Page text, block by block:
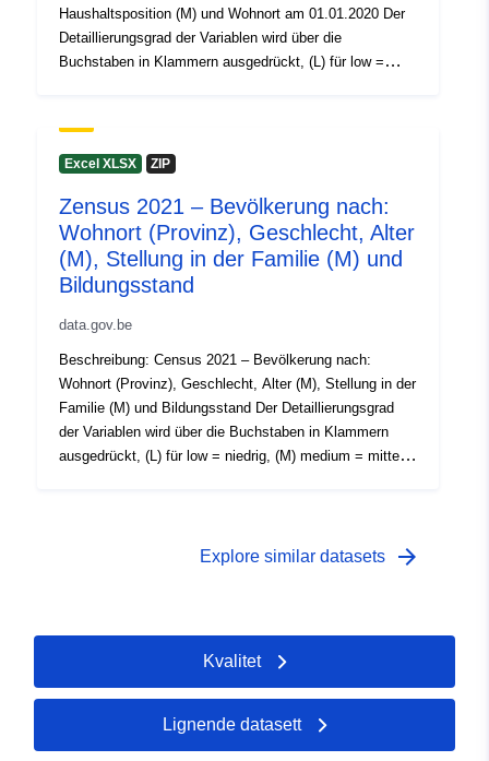
Tilgangsrettighet
er:
public
Haushaltsposition (M) und Wohnort am 01.01.2020 Der
Detaillierungsgrad der Variablen wird über die
Buchstaben in Klammern ausgedrückt, (L) für low =
Durchführungsverordnung (EU) Nr. 2017/543, Verordnung
(EG) Nr. 763/2008 Weitere Informationen, Daten und
Census 2021
Excel XLSX ZIP
Zensus 2021 – Bevölkerung nach:
Wohnort (Provinz), Geschlecht, Alter
(M), Stellung in der Familie (M) und
Bildungsstand
data.gov.be
Beschreibung: Census 2021 – Bevölkerung nach:
Wohnort (Provinz), Geschlecht, Alter (M), Stellung in der
Familie (M) und Bildungsstand Der Detaillierungsgrad
der Variablen wird über die Buchstaben in Klammern
ausgedrückt, (L) für low = niedrig, (M) medium = mittel
Informationen, Daten und Veröffentlichungen zu diesem
Explore similar datasets arrow_forward
Kvalitet
Lignende datasett